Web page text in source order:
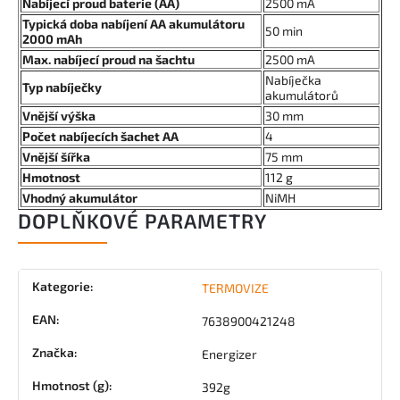
Nabíjecí proud baterie (AA)
2500 mA
Typická doba nabíjení AA akumulátoru
2000 mAh
50 min
Max. nabíjecí proud na šachtu
2500 mA
Typ nabíječky
Nabíječka
akumulátorů
Vnější výška
30 mm
Počet nabíjecích šachet AA
4
Vnější šířka
75 mm
Hmotnost
112 g
Vhodný akumulátor
NiMH
DOPLŇKOVÉ PARAMETRY
Kategorie: TERMOVIZE
EAN: 7638900421248
Značka: Energizer
Hmotnost (g): 392g